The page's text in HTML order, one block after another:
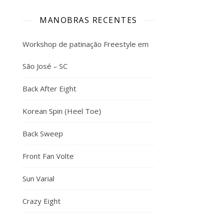
MANOBRAS RECENTES
Workshop de patinação Freestyle em
São José – SC
Back After Eight
Korean Spin (Heel Toe)
Back Sweep
Front Fan Volte
Sun Varial
Crazy Eight